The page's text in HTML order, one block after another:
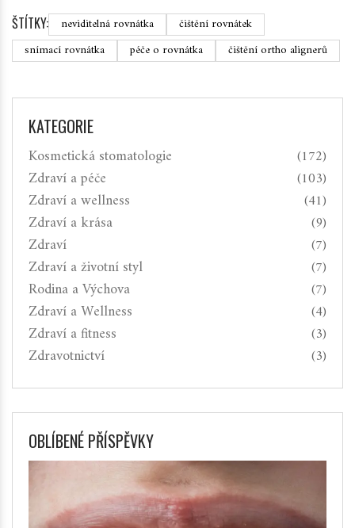
ŠTÍTKY: neviditelná rovnátka
čištění rovnátek
snímací rovnátka
péče o rovnátka čištění ortho alignerů
KATEGORIE
Kosmetická stomatologie (172)
Zdraví a péče (103)
Zdraví a wellness (41)
Zdraví a krása (9)
Zdraví (7)
Zdraví a životní styl (7)
Rodina a Výchova (7)
Zdraví a Wellness (4)
Zdraví a fitness (3)
Zdravotnictví (3)
OBLÍBENÉ PŘÍSPĚVKY